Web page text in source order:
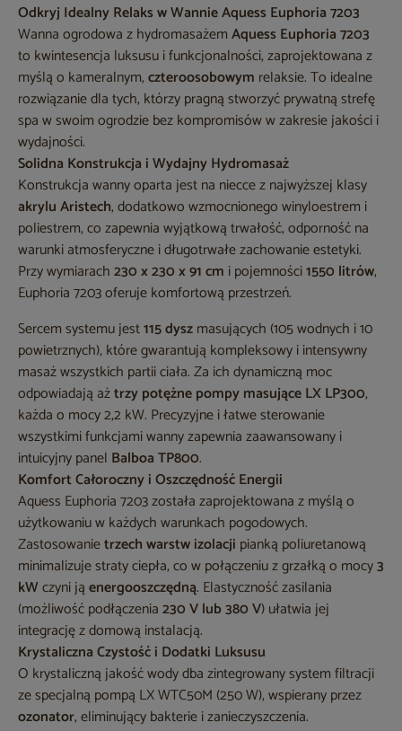
Odkryj Idealny Relaks w Wannie Aquess Euphoria 7203
Wanna ogrodowa z hydromasażemAquess Euphoria 7203
to kwintesencja luksusu i funkcjonalności, zaprojektowana z
myślą o kameralnym,czteroosobowym relaksie. To idealne
rozwiązanie dla tych, którzy pragną stworzyć prywatną strefę
spa w swoim ogrodzie bez kompromisów w zakresie jakości i
wydajności.
Solidna Konstrukcja i Wydajny Hydromasaż
Konstrukcja wanny oparta jest na niecce z najwyższej klasy
akrylu Aristech, dodatkowo wzmocnionego winyloestrem i
poliestrem, co zapewnia wyjątkową trwałość, odporność na
warunki atmosferyczne i długotrwałe zachowanie estetyki.
Przy wymiarach230 x 230 x 91 cm i pojemności1550 litrów,
Euphoria 7203 oferuje komfortową przestrzeń.
Sercem systemu jest115 dyszmasujących (105 wodnych i 10
powietrznych), które gwarantują kompleksowy i intensywny
masaż wszystkich partii ciała. Za ich dynamiczną moc
odpowiadają ażtrzy potężne pompy masujące LX LP300,
każda o mocy 2,2 kW. Precyzyjne i łatwe sterowanie
wszystkimi funkcjami wanny zapewnia zaawansowany i
intuicyjny panel Balboa TP800.
Komfort Całoroczny i Oszczędność Energii
Aquess Euphoria 7203 została zaprojektowana z myślą o
użytkowaniu w każdych warunkach pogodowych.
Zastosowanietrzech warstw izolacji pianką poliuretanową
minimalizuje straty ciepła, co w połączeniu z grzałką o mocy3
kWczyni jąenergooszczędną. Elastyczność zasilania
(możliwość podłączenia230 V lub 380 V) ułatwia jej
integrację z domową instalacją.
Krystaliczna Czystość i Dodatki Luksusu
O krystaliczną jakość wody dba zintegrowany system filtracji
ze specjalną pompą LX WTC50M (250 W), wspierany przez
ozonator, eliminujący bakterie i zanieczyszczenia.